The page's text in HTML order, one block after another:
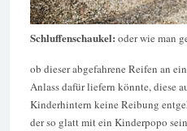
Schluffenschaukel: oder wie man
ob dieser abgefahrene Reifen an
Anlass dafür liefern könnte, diese
Kinderhintern keine Reibung
der so glatt mit ein Kinderpopo